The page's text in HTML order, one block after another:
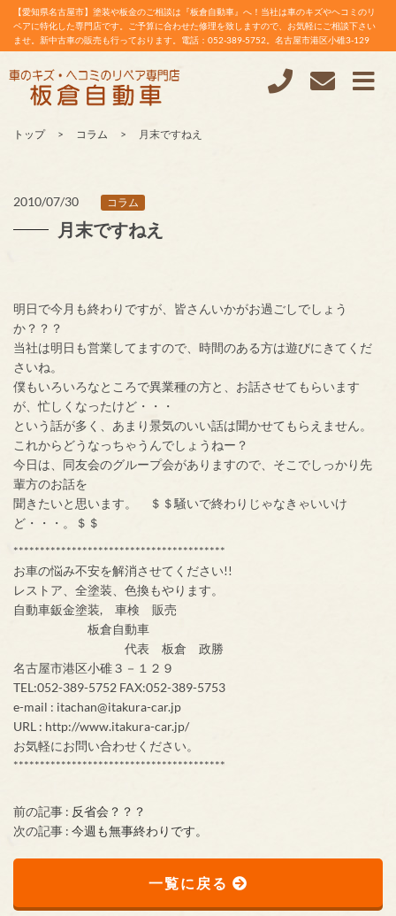
【愛知県名古屋市】塗装や板金のご相談は『板倉自動車』へ！当社は車のキズやヘコミのリ
ペアに特化した専門店です。ご予算に合わせた修理を致しますので、お気軽にご相談下さい
ませ。新中古車の販売も行っております。電話：052-389-5752。名古屋市港区小碓3-129
トップ コラム 月末ですねえ
2010/07/30 コラム
月末ですねえ
明日で今月も終わりですが、皆さんいかがお過ごしでしょう
か？？？
当社は明日も営業してますので、時間のある方は遊びにきてくだ
さいね。
僕もいろいろなところで異業種の方と、お話させてもらいます
が、忙しくなったけど・・・
という話が多く、あまり景気のいい話は聞かせてもらえません。
これからどうなっちゃうんでしょうねー？
今日は、同友会のグループ会がありますので、そこでしっかり先
輩方のお話を
聞きたいと思います。 ＄＄騒いで終わりじゃなきゃいいけ
ど・・・。＄＄
****************************************
お車の悩み不安を解消させてください!!
レストア、全塗装、色換もやります。
自動車鈑金塗装, 車検 販売
板倉自動車
代表 板倉 政勝
名古屋市港区小碓３－１２９
TEL:052-389-5752 FAX:052-389-5753
e-mail : itachan@itakura-car.jp
URL : http://www.itakura-car.jp/
お気軽にお問い合わせください。
****************************************
前の記事 : 反省会？？？
次の記事 : 今週も無事終わりです。
一覧に戻る